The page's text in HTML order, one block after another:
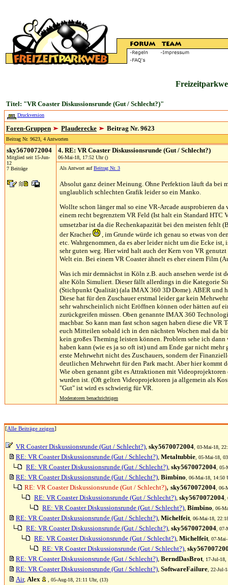
Titel: "VR Coaster Diskussionsrunde (Gut / Schlecht?)"
Druckversion
Foren-Gruppen Plauderecke Beitrag Nr. 9623
Beitrag Nr. 9623, 4 Antworten
sky5670072004
Mitglied seit 15-Jun-
12
7 Beiträge
4. RE: VR Coaster Diskussionsrunde (Gut / Schlecht?)
06-Mai-18, 17:52 Uhr ()
Als Antwort aufBeitrag Nr. 3
Absolut ganz deiner Meinung. Ohne Perfektion läuft da bei
unglaublich schlechten Grafik leider so ein Manko.
Wollte schon länger mal so eine VR-Arcade ausprobieren
einem recht begrenztem VR Feld (Ist halt ein Standard
umsetzbar ist da die Rechenkapazität bei den meisten
der Kracher
, im Grunde würde ich genau so etwas von
etc. Wahrgenommen, da es aber leider nicht um die Ecke
sehr guten weg. Hier wird halt auch der Kern von VR
Welt ein. Bei einem VR Coaster ähnelt es eher einem Film
Was ich mir demnächst in Köln z.B. auch ansehen werde
alte Köln Simuliert. Dieser fällt allerdings in die Kategorie
(Stichpunkt Qualität) (ala IMAX 360 3D Dome). ABER und
Diese hat für den Zuschauer erstmal leider gar kein
sehr wahrscheinlich nicht Eröffnen können oder hätten auf
zurückgreifen müssen. Oben genannte IMAX 360
machbar. So kann man fast schon sagen haben diese die
euch Mitteilen sobald ich in den nächsten Wochen mal da
kein großes Theming leisten können. Problem sehe ich
haben kann (wie es ja so oft ist) und am Ende gar nicht
erste Mehrwehrt nicht des Zuschauers, sondern der
deutlichen Mehrwehrt für den Park macht. Aber hier kommt
Wie oben genannt gibt es Attraktionen mit Videoprojektoren
wurden ist. (Oft gelten Videoprojektoren ja allgemein als
"Gut" ist wird es schwierig für VR.
Moderatoren benachrichtigen
[Alle Beiträge zeigen]
VR Coaster Diskussionsrunde (Gut / Schlecht?), sky5670072004 , 03-Mai-18,
RE: VR Coaster Diskussionsrunde (Gut / Schlecht?), Metaltubbie , 05-Mai-18,
RE: VR Coaster Diskussionsrunde (Gut / Schlecht?), sky5670072004 ,
RE: VR Coaster Diskussionsrunde (Gut / Schlecht?), Bimbino , 06-Mai-18, 14:50
RE: VR Coaster Diskussionsrunde (Gut / Schlecht?), sky5670072004 ,
RE: VR Coaster Diskussionsrunde (Gut / Schlecht?), sky5670072004
RE: VR Coaster Diskussionsrunde (Gut / Schlecht?), Bimbino , 06-
RE: VR Coaster Diskussionsrunde (Gut / Schlecht?), Michelfeit , 06-Mai-18,
RE: VR Coaster Diskussionsrunde (Gut / Schlecht?), sky5670072004 ,
RE: VR Coaster Diskussionsrunde (Gut / Schlecht?), Michelfeit , 07-
RE: VR Coaster Diskussionsrunde (Gut / Schlecht?),
RE: VR Coaster Diskussionsrunde (Gut / Schlecht?), BerndDasBrot , 17-Jul-
RE: VR Coaster Diskussionsrunde (Gut / Schlecht?), SoftwareFailure , 22-Jul-
Air, Alex , 05-Aug-18, 21:11 Uhr, (13)